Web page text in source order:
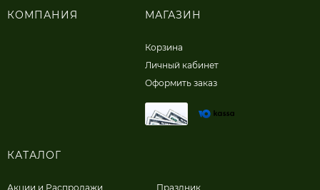
КОМПАНИЯ МАГАЗИН
Корзина
Личный кабинет
Оформить заказ
КАТАЛОГ
Акции и Распродажи Праздник